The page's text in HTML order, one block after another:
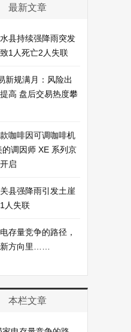
最新文章
县持续强降雨突发
1人死亡2人失联
新规满月：风险出
高 盘后交易热度攀
咖啡因可调咖啡机
的调因师 XE 系列京
启
县强降雨引发土崖
人失联
存量竞争的路径，
方向里……
本栏文章